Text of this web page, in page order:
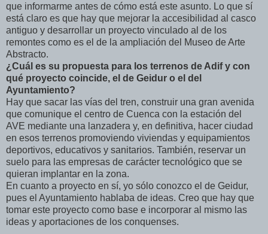
que informarme antes de cómo está este asunto. Lo que sí
está claro es que hay que mejorar la accesibilidad al casco
antiguo y desarrollar un proyecto vinculado al de los
remontes como es el de la ampliación del Museo de Arte
Abstracto.
¿Cuál es su propuesta para los terrenos de Adif y con
qué proyecto coincide, el de Geidur o el del
Ayuntamiento?
Hay que sacar las vías del tren, construir una gran avenida
que comunique el centro de Cuenca con la estación del
AVE mediante una lanzadera y, en definitiva, hacer ciudad
en esos terrenos promoviendo viviendas y equipamientos
deportivos, educativos y sanitarios. También, reservar un
suelo para las empresas de carácter tecnológico que se
quieran implantar en la zona.
En cuanto a proyecto en sí, yo sólo conozco el de Geidur,
pues el Ayuntamiento hablaba de ideas. Creo que hay que
tomar este proyecto como base e incorporar al mismo las
ideas y aportaciones de los conquenses.